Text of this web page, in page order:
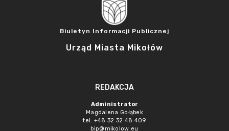
Biuletyn Informacji Publicznej
Urząd Miasta Mikołów
REDAKCJA
Administrator
Magdalena Gołąbek
tel. +48 32 32 48 409
bip@mikolow.eu